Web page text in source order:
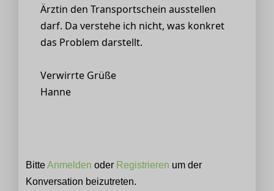
Ärztin den Transportschein ausstellen
darf. Da verstehe ich nicht, was konkret
das Problem darstellt.
Verwirrte Grüße
Hanne
BitteAnmelden oder Registrieren um der
Konversation beizutreten.